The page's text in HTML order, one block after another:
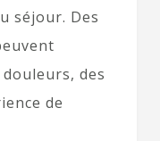
séjour. Des
des
de